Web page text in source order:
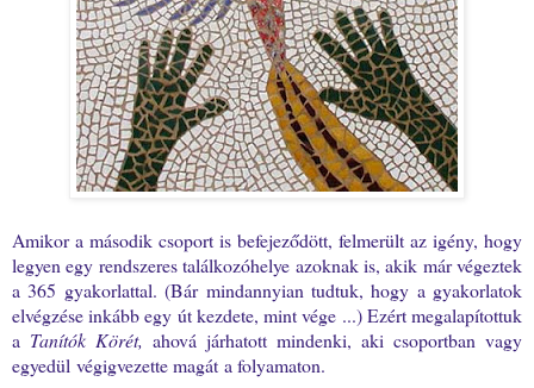
Amikor a második csoport is befejeződött, felmerült az igény, hogy
legyen egy rendszeres találkozóhelye azoknak is, akik már végeztek
a 365 gyakorlattal. (Bár mindannyian tudtuk, hogy a gyakorlatok
elvégzése inkább egy út kezdete, mint vége ...) Ezért megalapítottuk
a Tanítók Körét, ahová járhatott mindenki, aki csoportban vagy
egyedül végigvezette magát a folyamaton.